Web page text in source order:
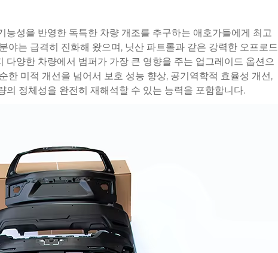
능성을 반영한 독특한 차량 개조를 추구하는 애호가들에게 최고
야는 급격히 진화해 왔으며, 닛산 파트롤과 같은 강력한 오프로드
다양한 차량에서 범퍼가 가장 큰 영향을 주는 업그레이드 옵션으
한 미적 개선을 넘어서 보호 성능 향상, 공기역학적 효율성 개선,
의 정체성을 완전히 재해석할 수 있는 능력을 포함합니다.